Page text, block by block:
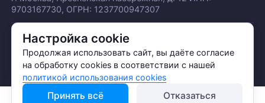
Настройка cookie
Продолжая использовать сайт, вы даёте согласие
на обработку cookies в соответствии с нашей
политикой использования cookies
Принять всё Отказаться
9703167730, ОГРН: 1237700947307
© АО «ИНТЕЛИОН ДАТА» 2026
Политика обработки ПДн
Политика конфиденциальности
Политика использования куки